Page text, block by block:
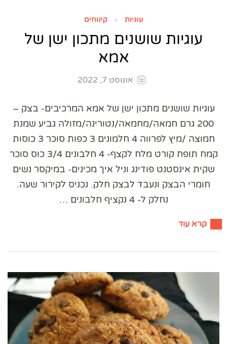
עוגיות קינוחים
עוגיות שושנים מתכון ישן של
אמא
אוגוסט 7, 2022
עוגיות שושנים מתכון ישן של אמא המרכיבים- בצק –
200 גרם חמאה/מחמאה/נטורינה/מזולה גביע שמנת
חמוצה /מיץ לפרווה 4 חלמונים 3 כפות סוכר 3 כוסות
קמח תופח קורט מלח לקצף- 4 חלבונים 3/4 כוס סוכר
שקית אינסטנט פודינג וניל איך מכינים- במיקסר נשים
חומרי הבצק ונעבד לבצק חלק. נכניס לקירור שעה.
נחלק ל- 4 נקציף חלבונים …
קרא עוד